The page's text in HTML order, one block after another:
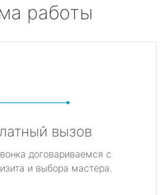
работы
вызов
договариваемся с
и выбора мастера.